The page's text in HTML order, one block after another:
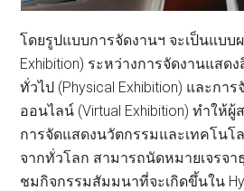
โดยรูปแบบการจัดงานฯ จะเป็นแบบ
Exhibition) ระหว่างการจัดงานแสด
ทั่วไป (Physical Exhibition) และกา
ออนไลน์ (Virtual Exhibition) ทำให้
การจัดแสดงนวัตกรรมและเทคโนโ
จากทั่วโลก สามารถนัดหมายเจรจา
ชมกิจกรรมสัมมนาที่จะเกิดขึ้นใน